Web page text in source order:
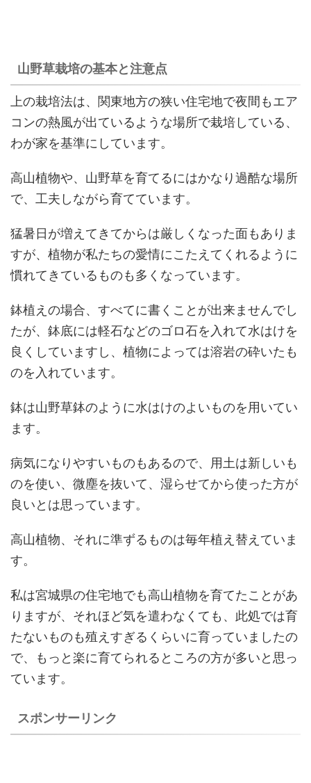
山野草栽培の基本と注意点
上の栽培法は、関東地方の狭い住宅地で夜間もエア
コンの熱風が出ているような場所で栽培している、
わが家を基準にしています。
高山植物や、山野草を育てるにはかなり過酷な場所
で、工夫しながら育てています。
猛暑日が増えてきてからは厳しくなった面もありま
すが、植物が私たちの愛情にこたえてくれるように
慣れてきているものも多くなっています。
鉢植えの場合、すべてに書くことが出来ませんでし
たが、鉢底には軽石などのゴロ石を入れて水はけを
良くしていますし、植物によっては溶岩の砕いたも
のを入れています。
鉢は山野草鉢のように水はけのよいものを用いてい
ます。
病気になりやすいものもあるので、用土は新しいも
のを使い、微塵を抜いて、湿らせてから使った方が
良いとは思っています。
高山植物、それに準ずるものは毎年植え替えていま
す。
私は宮城県の住宅地でも高山植物を育てたことがあ
りますが、それほど気を遣わなくても、此処では育
たないものも殖えすぎるくらいに育っていましたの
で、もっと楽に育てられるところの方が多いと思っ
ています。
スポンサーリンク